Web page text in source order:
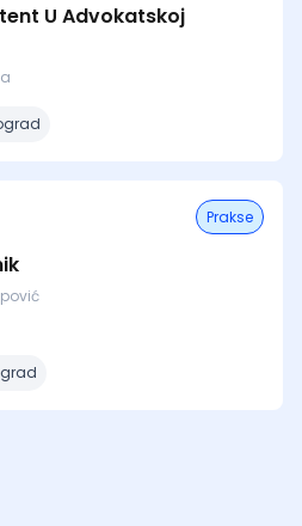
U Advokatskoj
Prakse